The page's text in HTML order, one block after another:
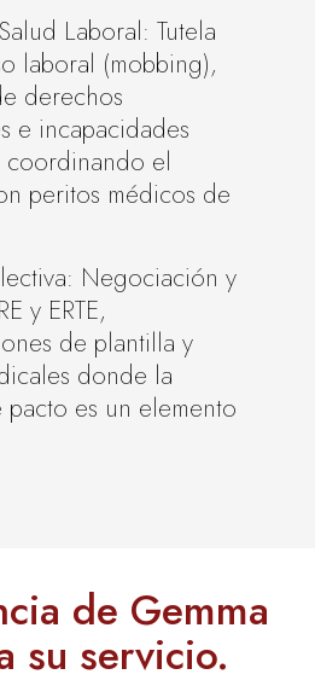
Laboral: Tutela
laboral (mobbing),
derechos
e incapacidades
coordinando el
peritos médicos de
Negociación y
y ERTE,
de plantilla y
donde la
es un elemento
de Gemma
su servicio.